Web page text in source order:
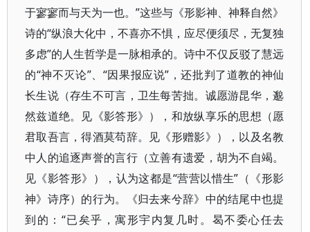
于寥寥而与天为一也。”这些与《形影神、神释自然》
诗的“纵浪大化中，不喜亦不惧，应尽便须尽，无复独
多虑”的人生哲学是一脉相承的。诗中不仅反驳了慧远
的“神不灭论”、“因果报应说”，还批判了道教的神仙
长生说（存生不可言，卫生每苦拙。诚愿游昆华，邈
然兹道绝。见《影答形》），和放纵享乐的思想（愿
君取吾言，得酒莫苟辞。见《形赠影》），以及名教
中人的追逐声誉的言行（立善有遗爱，胡为不自竭。
见《影答形》），认为这都是“营营以惜生”（《形影
神》诗序）的行为。《归去来兮辞》中的结尾中也提
到的：“已矣乎，寓形宇内复几时。曷不委心任去